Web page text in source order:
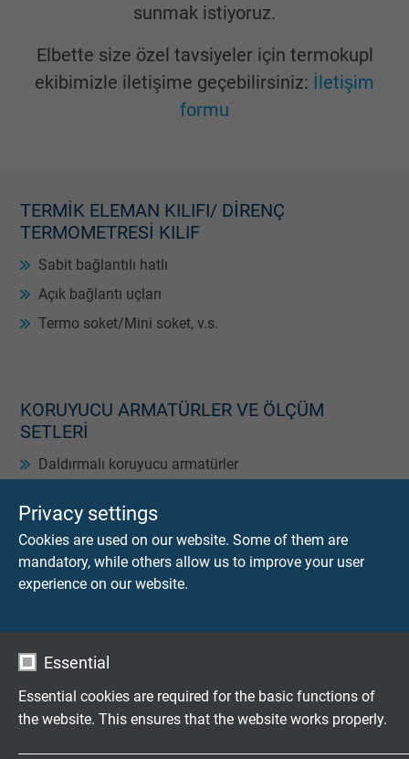
Privacy settings
Cookies are used on our website. Some of them are
mandatory, while others allow us to improve your user
experience on our website.
Essential
Essential cookies are required for the basic functions of
the website. This ensures that the website works properly.
sunmak istiyoruz.
Elbette size özel tavsiyeler için termokupl
ekibimizle iletişime geçebilirsiniz: İletişim
formu
TERMIK ELEMAN KILIFI/ DIRENÇ
TERMOMETRESI KILIF
Sabit bağlantılı hatlı
Açık bağlantı uçları
Termo soket/Mini soket, v.s.
KORUYUCU ARMATÜRLER VE ÖLÇÜM
SETLERI
Daldırmalı koruyucu armatürler
Kaynaklı koruyucu armatürler, v.s
8'li soket bağlantısı
Kontrol çubuğu termik elemanları